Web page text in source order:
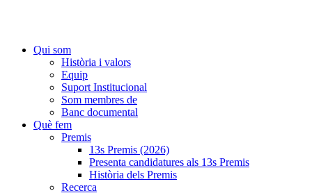
Qui som
Història i valors
Equip
Suport Institucional
Som membres de
Banc documental
Què fem
Premis
13s Premis (2026)
Presenta candidatures als 13s Premis
Història dels Premis
Recerca